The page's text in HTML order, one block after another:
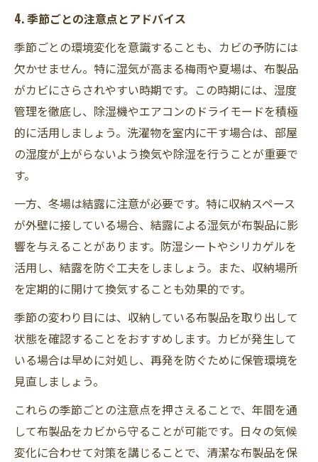
4. 季節ごとの注意点とアドバイス
季節ごとの環境変化を意識することも、カビの予防には
欠かせません。特に湿気が高まる梅雨や夏場は、布製品
がカビにさらされやすい時期です。この時期には、湿度
管理を徹底し、除湿機やエアコンのドライモードを積極
的に活用しましょう。洗濯物を室内に干す場合は、部屋
の湿度が上がらないよう換気や除湿を行うことが重要で
す。
一方、冬場は結露に注意が必要です。特に収納スペース
が外壁に接している場合、結露による湿気が布製品に影
響を与えることがあります。防湿シートやシリカゲルを
活用し、結露を防ぐ工夫をしましょう。また、収納場所
を定期的に開けて換気することも効果的です。
季節の変わり目には、収納している布製品を取り出して
状態を確認することをおすすめします。カビが発生して
いる場合は早めに対処し、再発を防ぐために保管環境を
見直しましょう。
これらの季節ごとの注意点を押さえることで、年間を通
して布製品をカビから守ることが可能です。日々の気候
変化に合わせて対策を講じることで、清潔な布製品を保